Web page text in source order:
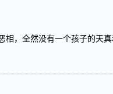
相，全然没有一个孩子的天